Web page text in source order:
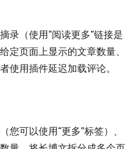
录（使用“阅读更多”链接是
定页面上显示的文章数量、
使用插件延迟加载评论。
可以使用“更多”标签）、